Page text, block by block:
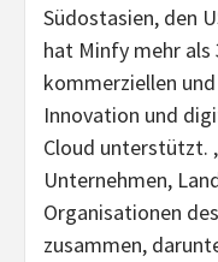
Südostasien, den
hat Minfy mehr als
kommerziellen
Innovation und
Cloud unterstützt.
Unternehmen,
Organisationen
zusammen,